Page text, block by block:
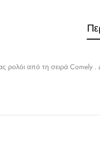
ρολόι από τη σειρά Comely